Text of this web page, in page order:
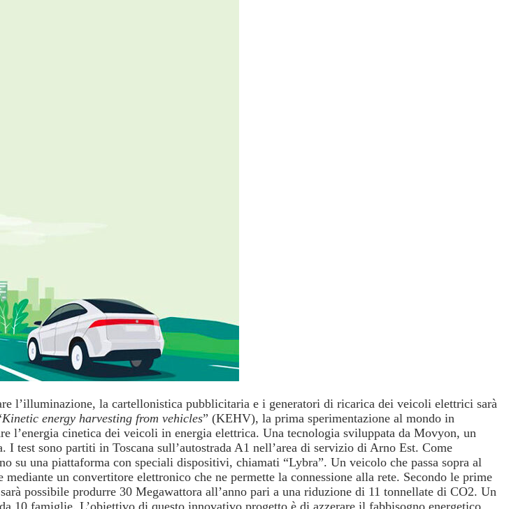
l’illuminazione, la cartellonistica pubblicitaria e i generatori di ricarica dei veicoli elettrici sarà
Kinetic energy harvesting from vehicles” (KEHV), la prima sperimentazione al mondo in
l’energia cinetica dei veicoli in energia elettrica. Una tecnologia sviluppata da Movyon, un
test sono partiti in Toscana sull’autostrada A1 nell’area di servizio di Arno Est. Come
su una piattaforma con speciali dispositivi, chiamati “Lybra”. Un veicolo che passa sopra al
un convertitore elettronico che ne permette la connessione alla rete. Secondo le prime
possibile produrre 30 Megawattora all’anno pari a una riduzione di 11 tonnellate di CO2. Un